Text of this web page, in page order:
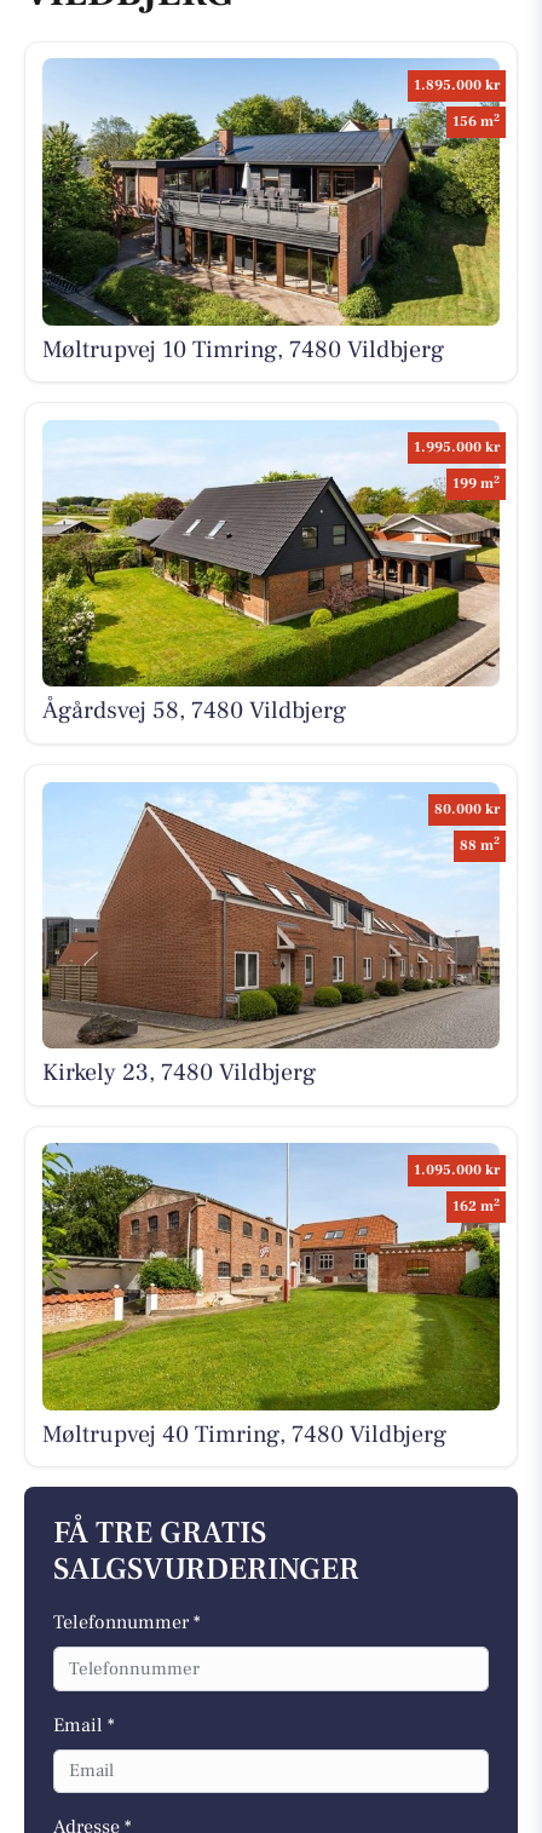
1.895.000 kr
156 m2
Møltrupvej 10 Timring, 7480 Vildbjerg
1.995.000 kr
199 m2
Ågårdsvej 58, 7480 Vildbjerg
80.000 kr
88 m2
Kirkely 23, 7480 Vildbjerg
1.095.000 kr
162 m2
Møltrupvej 40 Timring, 7480 Vildbjerg
FÅ TRE GRATIS
SALGSVURDERINGER
Telefonnummer *
Email *
Adresse *